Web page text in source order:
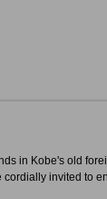
in Kobe's old
cordially invited to